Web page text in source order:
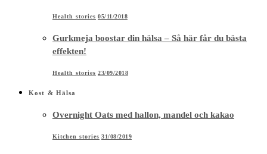
Health stories 05/11/2018
Gurkmeja boostar din hälsa – Så här får du bästa
effekten!
Health stories 23/09/2018
Kost & Hälsa
Overnight Oats med hallon, mandel och kakao
Kitchen stories 31/08/2019